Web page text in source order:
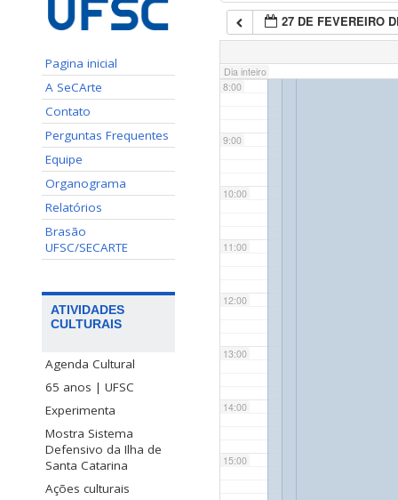
Pagina inicial
A SeCArte
Contato
Perguntas Frequentes
Equipe
Organograma
Relatórios
Brasão
UFSC/SECARTE
ATIVIDADES
CULTURAIS
Agenda Cultural
65 anos | UFSC
Experimenta
Mostra Sistema
Defensivo da Ilha de
Santa Catarina
Ações culturais
27 DE FEVEREIRO
Dia inteiro
7:00
8:00
9:00
10:00
11:00
12:00
13:00
14:00
15:00